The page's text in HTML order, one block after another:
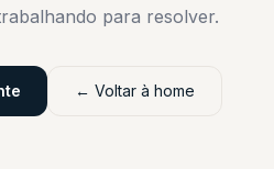
para resolver.
← Voltar à home